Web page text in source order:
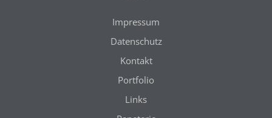
Impressum
Datenschutz
Kontakt
Portfolio
Links